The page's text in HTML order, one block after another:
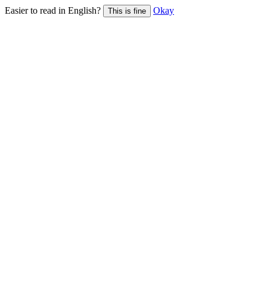
Easier to read in English? This is fine Okay